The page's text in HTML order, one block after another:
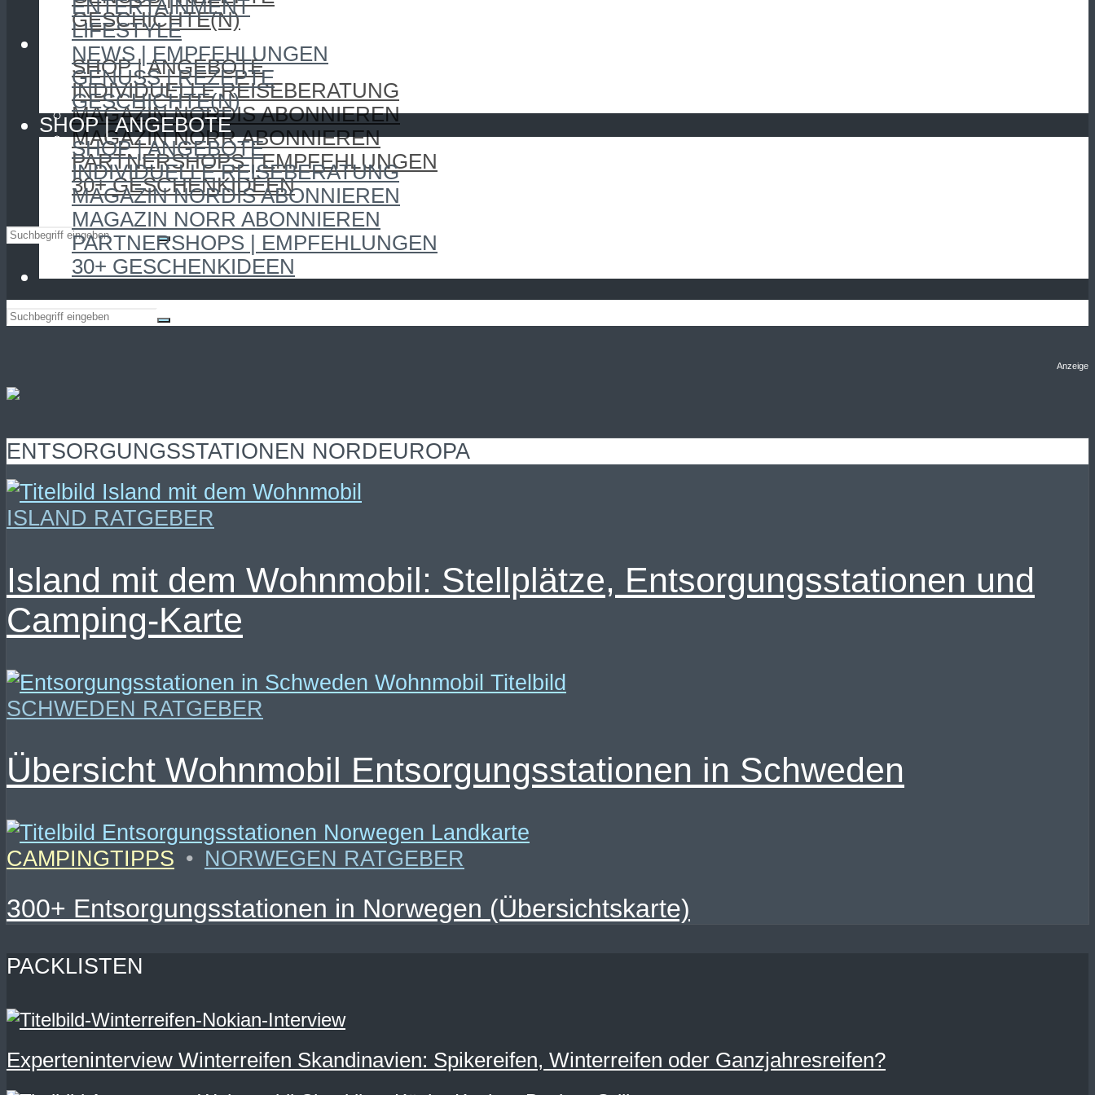
GESCHICHTE(N)
SHOP | ANGEBOTE
SHOP | ANGEBOTE
INDIVIDUELLE REISEBERATUNG
MAGAZIN NORDIS ABONNIEREN
MAGAZIN NORR ABONNIEREN
PARTNERSHOPS | EMPFEHLUNGEN
30+ GESCHENKIDEEN
ENTERTAINMENT
LIFESTYLE
NEWS | EMPFEHLUNGEN
GENUSS | REZEPTE
GESCHICHTE(N)
SHOP | ANGEBOTE
SHOP | ANGEBOTE
INDIVIDUELLE REISEBERATUNG
MAGAZIN NORDIS ABONNIEREN
MAGAZIN NORR ABONNIEREN
PARTNERSHOPS | EMPFEHLUNGEN
30+ GESCHENKIDEEN
Anzeige
ENTSORGUNGSSTATIONEN NORDEUROPA
ISLAND RATGEBER
Island mit dem Wohnmobil: Stellplätze, Entsorgungsstationen und
Camping-Karte
SCHWEDEN RATGEBER
Übersicht Wohnmobil Entsorgungsstationen in Schweden
CAMPINGTIPPS • NORWEGEN RATGEBER
300+ Entsorgungsstationen in Norwegen (Übersichtskarte)
PACKLISTEN
Experteninterview Winterreifen Skandinavien: Spikereifen, Winterreifen oder Ganzjahresreifen?